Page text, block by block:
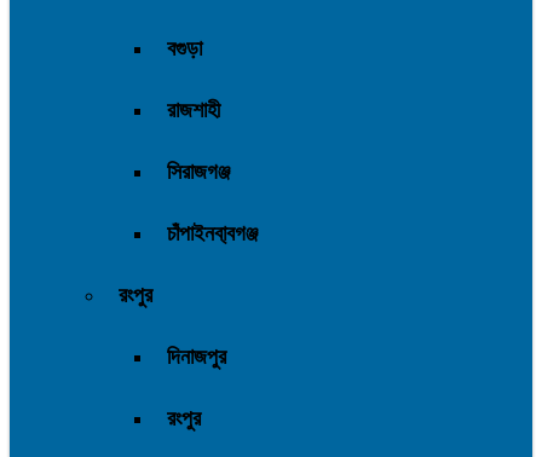
বগুড়া
রাজশাহী
সিরাজগঞ্জ
চাঁপাইনবা্বগঞ্জ
রংপুর
দিনাজপুর
রংপুর